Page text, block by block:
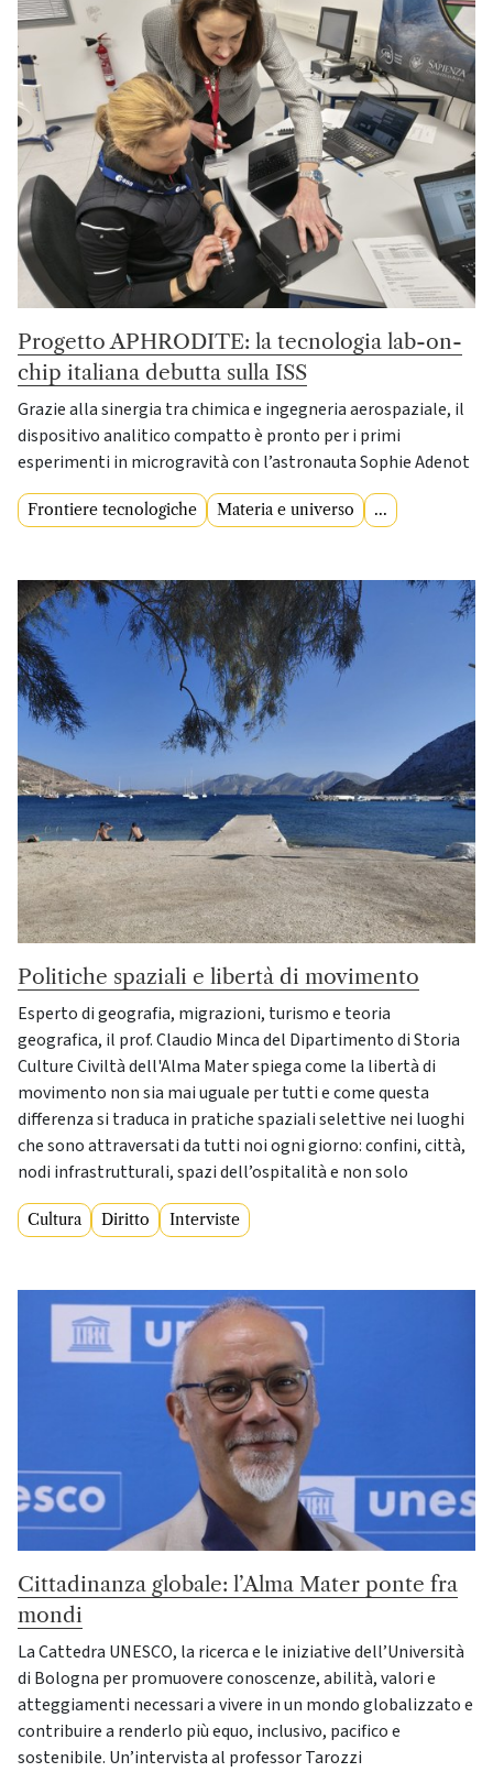
Progetto APHRODITE: la tecnologia lab-on-
chip italiana debutta sulla ISS
Grazie alla sinergia tra chimica e ingegneria aerospaziale, il
dispositivo analitico compatto è pronto per i primi
esperimenti in microgravità con l’astronauta Sophie Adenot
Frontiere tecnologiche Materia e universo ...
Politiche spaziali e libertà di movimento
Esperto di geografia, migrazioni, turismo e teoria
geografica, il prof. Claudio Minca del Dipartimento di Storia
Culture Civiltà dell'Alma Mater spiega come la libertà di
movimento non sia mai uguale per tutti e come questa
differenza si traduca in pratiche spaziali selettive nei luoghi
che sono attraversati da tutti noi ogni giorno: confini, città,
nodi infrastrutturali, spazi dell’ospitalità e non solo
Cultura Diritto Interviste
Cittadinanza globale: l’Alma Mater ponte fra
mondi
La Cattedra UNESCO, la ricerca e le iniziative dell’Università
di Bologna per promuovere conoscenze, abilità, valori e
atteggiamenti necessari a vivere in un mondo globalizzato e
contribuire a renderlo più equo, inclusivo, pacifico e
sostenibile. Un’intervista al professor Tarozzi